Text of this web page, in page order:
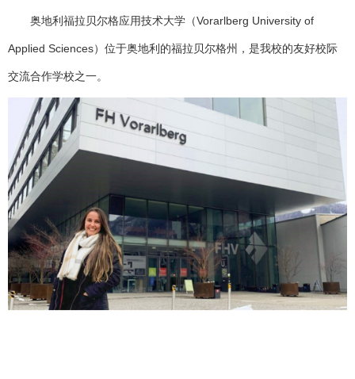
奥地利福拉贝尔格应用技术大学（Vorarlberg University of
Applied Sciences）位于奥地利的福拉贝尔格州，是我校的友好校际
交流合作学校之一。